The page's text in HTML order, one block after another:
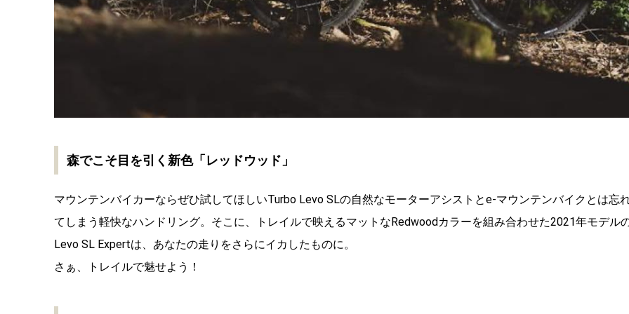
森でこそ目を引く新色「レッドウッド」
マウンテンバイカーならぜひ試してほしいTurbo Levo SLの自然なモーターアシストとe-マウンテンバイクとは忘
てしまう軽快なハンドリング。そこに、トレイルで映えるマットなRedwoodカラーを組み合わせた2021年モデル
Levo SL Expertは、あなたの走りをさらにイカしたものに。
さぁ、トレイルで魅せよう！